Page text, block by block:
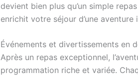
devient bien plus qu’un simple
enrichit votre séjour d’une aventure
Événements et divertissements en
Après un repas exceptionnel,
programmation riche et variée.